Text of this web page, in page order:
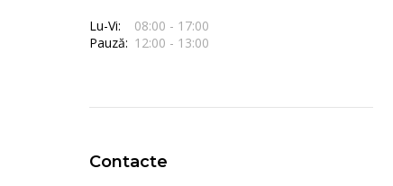
Lu-Vi:
08:00 - 17:00
Pauză: 12:00 - 13:00
Contacte